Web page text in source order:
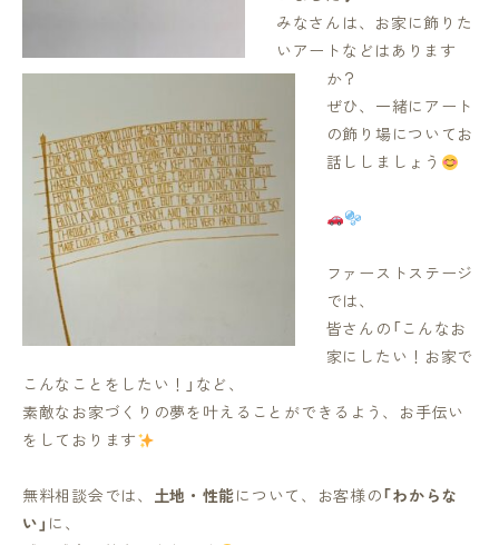
みなさんは、お家に飾りた
いアートなどはあります
か？
ぜひ、一緒にアート
の飾り場についてお
話ししましょう
ファーストステージ
では、
皆さんの「こんなお
家にしたい！お家で
こんなことをしたい！」など、
素敵なお家づくりの夢を叶えることができるよう、お手伝い
をしております
無料相談会では、 土地・性能について、お客様の「わからな
い」 に、